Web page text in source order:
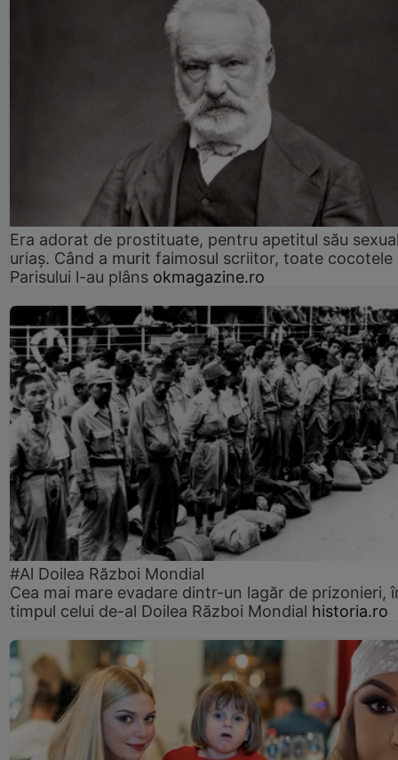
Era adorat de prostituate, pentru apetitul său
uriaș. Când a murit faimosul scriitor, toate cocotele
Parisului l-au plâns okmagazine.ro
#Al Doilea Război Mondial
Cea mai mare evadare dintr-un lagăr de prizonieri,
timpul celui de-al Doilea Război Mondial historia.ro